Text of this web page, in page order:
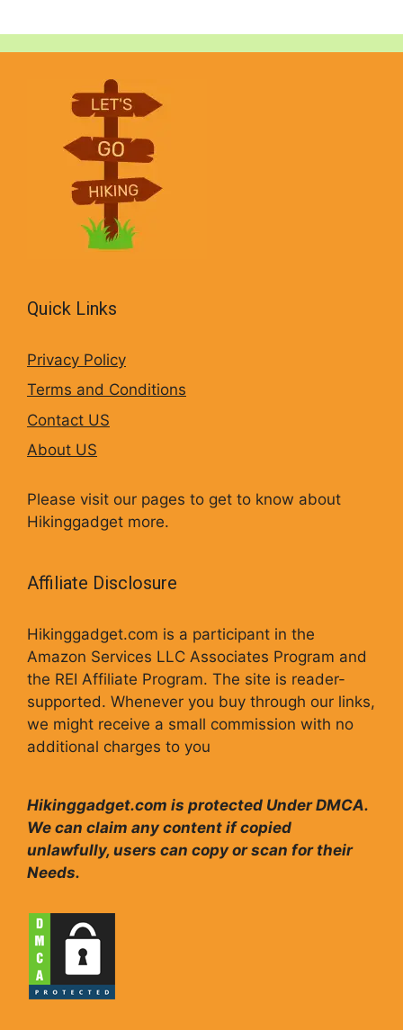
Quick Links
Privacy Policy
Terms and Conditions
Contact US
About US
Please visit our pages to get to know about
Hikinggadget more.
Affiliate Disclosure
Hikinggadget.com is a participant in the
Amazon Services LLC Associates Program and
the REI Affiliate Program. The site is reader-
supported. Whenever you buy through our links,
we might receive a small commission with no
additional charges to you
Hikinggadget.com is protected Under DMCA.
We can claim any content if copied
unlawfully, users can copy or scan for their
Needs.